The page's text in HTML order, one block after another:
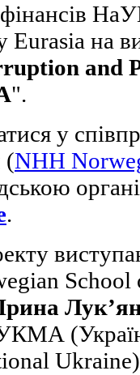
Eurasia на
and
".
у
(NHH
.
School